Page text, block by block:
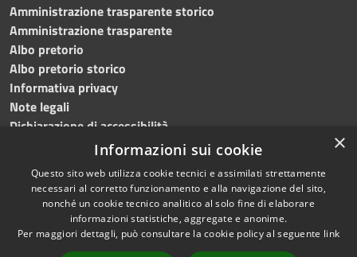
Amministrazione trasparente storico
Amministrazione trasparente
Albo pretorio
Albo pretorio storico
Informativa privacy
Note legali
Dichiarazione di accessibilità
Accessibilità
Privacy
Copyright © 2023 •
Comune di San Mauro La
Bruca • Powered by
×
Informazioni sui cookie
Questo sito web utilizza cookie tecnici e assimilati strettamente
necessari al corretto funzionamento e alla navigazione del sito,
nonché un cookie tecnico analitico al solo fine di elaborare
informazioni statistiche, aggregate e anonime.
Per maggiori dettagli, può consultare la cookie policy al seguente link